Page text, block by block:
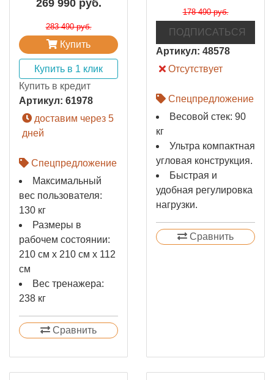
269 990 руб.
283 490 руб.
Купить
Купить в 1 клик
Купить в кредит
Артикул: 61978
доставим через 5
дней
Спецпредложение
Максимальный
вес пользователя:
130 кг
Размеры в
рабочем состоянии:
210 см x 210 см x 112
см
Вес тренажера:
238 кг
Сравнить
178 490 руб.
ПОДПИСАТЬСЯ
Артикул: 48578
Отсутствует
Спецпредложение
Весовой стек: 90
кг
Ультра компактная
угловая конструкция.
Быстрая и
удобная регулировка
нагрузки.
Сравнить